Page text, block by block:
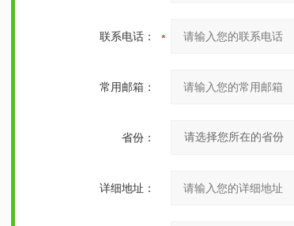
联系电话：
常用邮箱：
省份：
详细地址：